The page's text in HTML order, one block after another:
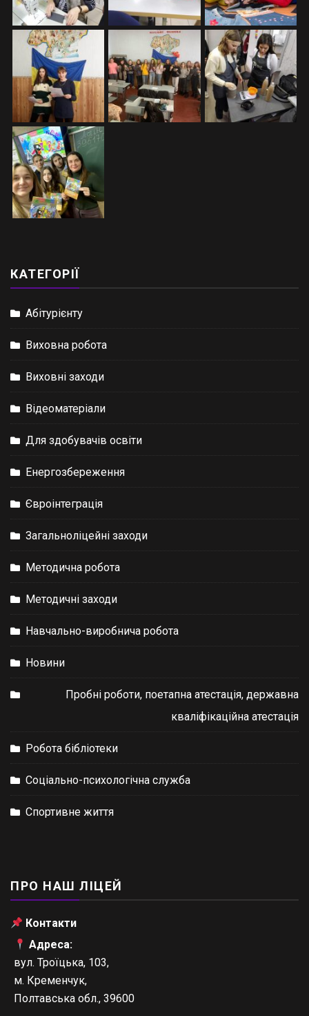
КАТЕГОРІЇ
Абітурієнту
Виховна робота
Виховні заходи
Відеоматеріали
Для здобувачів освіти
Енергозбереження
Євроінтеграція
Загальноліцейні заходи
Методична робота
Методичні заходи
Навчально-виробнича робота
Новини
Пробні роботи, поетапна атестація, державна
кваліфікаційна атестація
Робота бібліотеки
Соціально-психологічна служба
Спортивне життя
ПРО НАШ ЛІЦЕЙ
Контакти
Адреса:
вул. Троїцька, 103,
м. Кременчук,
Полтавська обл., 39600